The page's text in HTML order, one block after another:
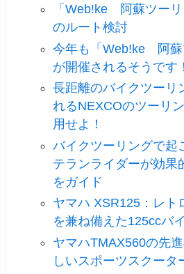
「Web!ke 阿蘇ツーリ
のルート検討
今年も「Web!ke 阿蘇
が開催されるそうです！
長距離のバイクツーリ
れるNEXCOのツーリ
用せよ！
バイクツーリングで起
テランライダーが効果
をガイド
ヤマハ XSR125：レト
を兼ね備えた125ccバ
ヤマハTMAX560の先
しいスポーツスクータ